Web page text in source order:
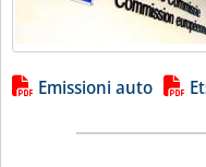
Lista allegati PDF
Emissioni auto